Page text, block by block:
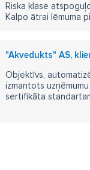
Riska klase
Kalpo ātrai lēmuma
"Akvedukts" AS,
Objektīvs,
izmantots
sertifikāta